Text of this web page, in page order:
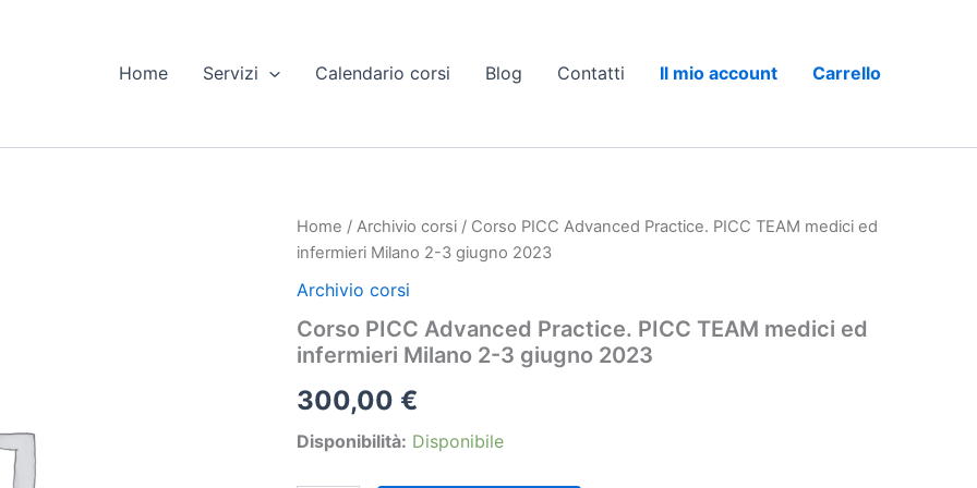
Home Servizi Calendario corsi Blog Contatti Il mio account Carrello
Home / Archivio corsi / Corso PICC Advanced Practice. PICC TEAM medici ed
infermieri Milano 2-3 giugno 2023
Archivio corsi
Corso PICC Advanced Practice. PICC TEAM medici ed
infermieri Milano 2-3 giugno 2023
300,00 €
Disponibilità: Disponibile